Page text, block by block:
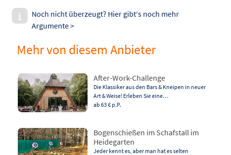
Noch nicht überzeugt? Hier gibt‘s noch mehr
Argumente >
Mehr von diesem Anbieter
After-Work-Challenge
Die Klassiker aus den Bars & Kneipen in neuer
Art & Weise! Erleben Sie eine…
ab 63 € p.P.
Bogenschießen im Schafstall im
Heidegarten
Jeder kennt es, aber man hat es selten